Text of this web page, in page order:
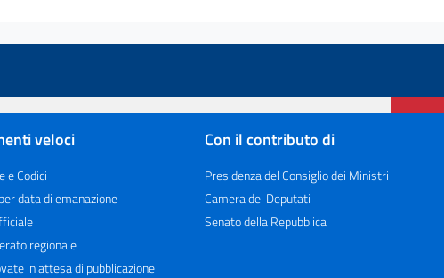
veloci
e Codici
data di emanazione
regionale
in attesa di pubblicazione
Con il contributo di
Presidenza del Consiglio dei Ministri
Camera dei Deputati
Senato della Repubblica